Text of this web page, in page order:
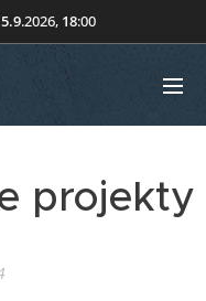
.9.2026, 18:00
projekty